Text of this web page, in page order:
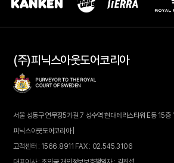
(주)피닉스아웃도어코리아
서울 성동구 연무장5가길 7 성수역 현대테라스타워 E동 15
피닉스아웃도어코리아 |
고객센터 : 1566.8911 FAX : 02.545.3106